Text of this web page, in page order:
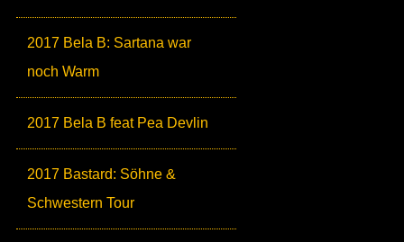
2017 Bela B: Sartana war
noch Warm
2017 Bela B feat Pea Devlin
2017 Bastard: Söhne &
Schwestern Tour